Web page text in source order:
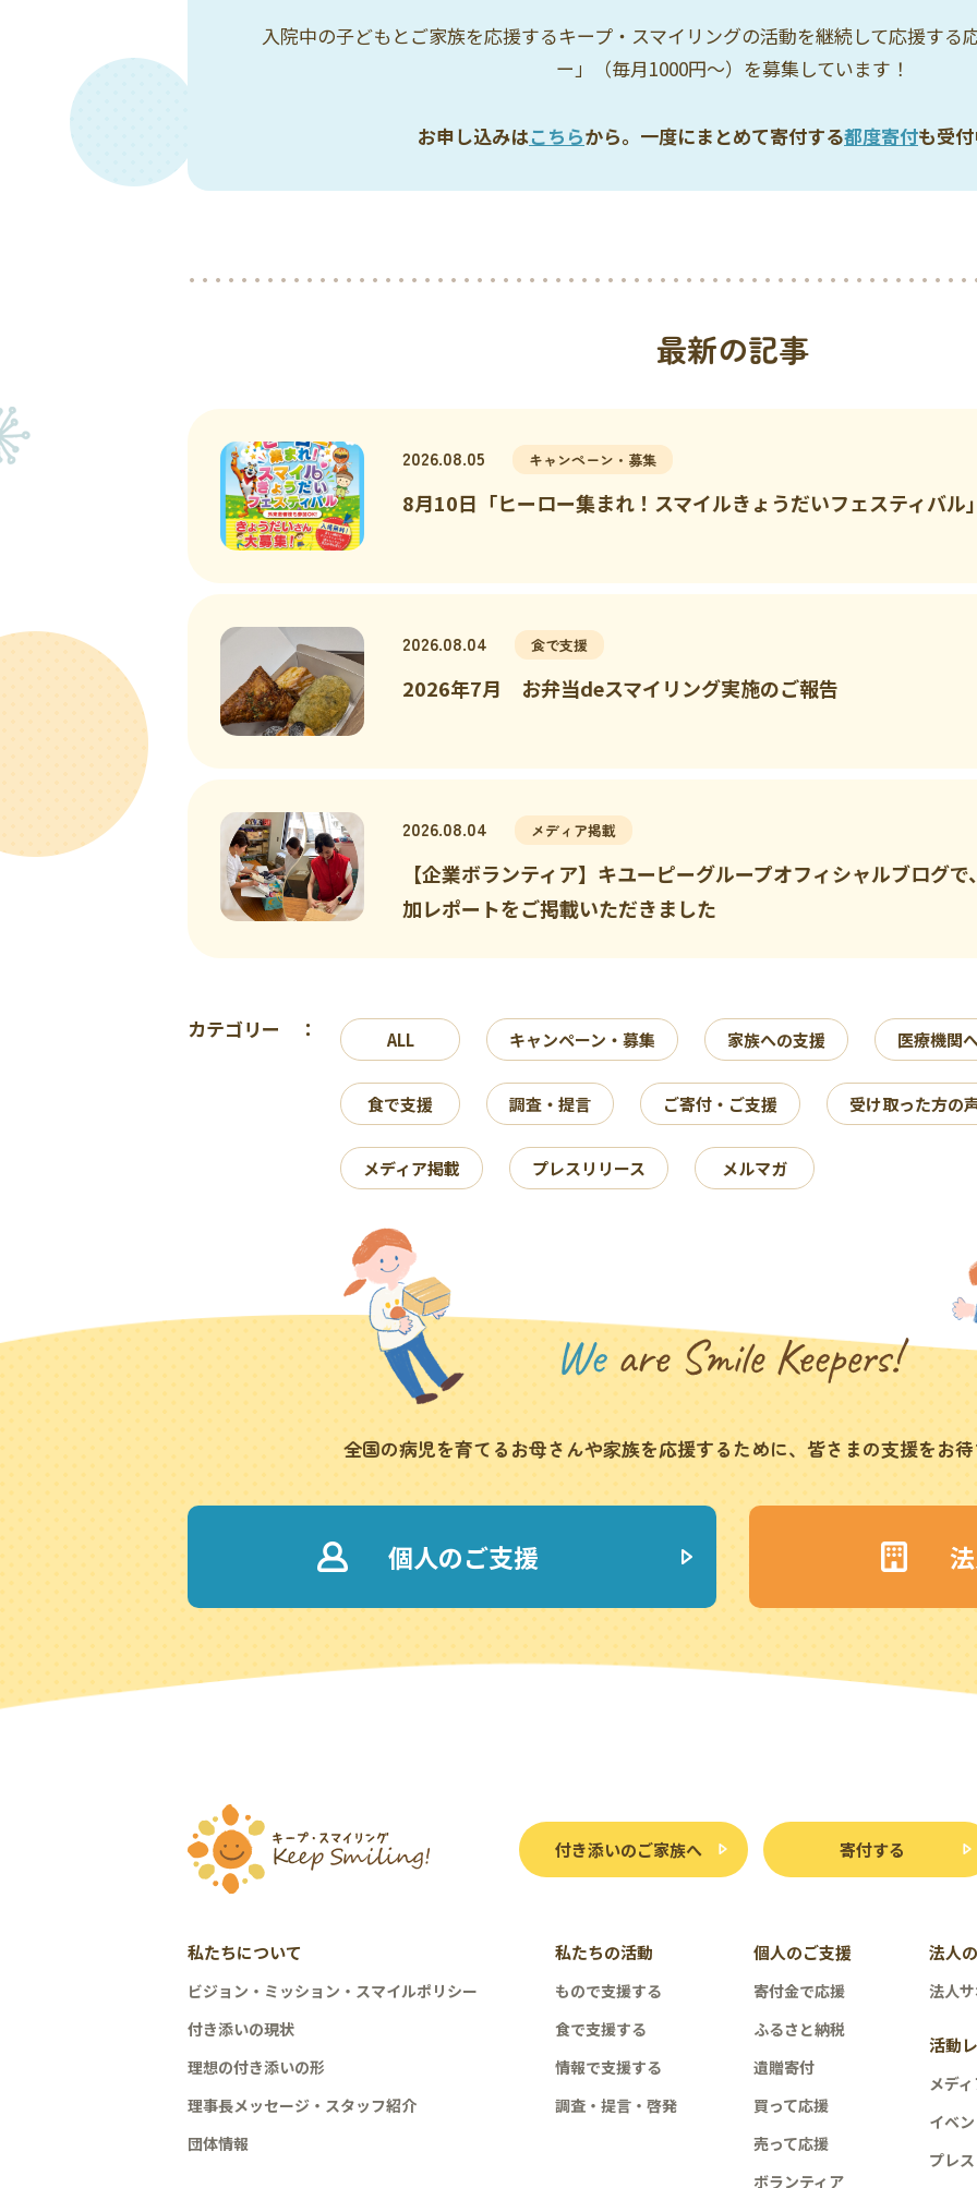
入院中の子どもとご家族を応援するキープ・スマイリングの活動を継続して応援する
ー」（毎月1000円〜）を募集しています！
お申し込みはこちらから。一度にまとめて寄付する都度寄付も受
最新の記事
2026.08.05 キャンペーン・募集
8月10日「ヒーロー集まれ！スマイルきょうだいフェスティバル
2026.08.04 食で支援
2026年7月 お弁当deスマイリング実施のご報告
2026.08.04 メディア掲載
【企業ボランティア】キユーピーグループオフィシャルブログ
加レポートをご掲載いただきました
カテゴリー ： ALL キャンペーン・募集 家族への支援 医療機関
食で支援 調査・提言 ご寄付・ご支援 受け取った方の
メディア掲載 プレスリリース メルマガ
全国の病児を育てるお母さんや家族を応援するために、皆さまの支援をお
個人のご支援
付き添いのご家族へ 寄付する
私たちについて
ビジョン・ミッション・スマイルポリシー
付き添いの現状
理想の付き添いの形
理事長メッセージ・スタッフ紹介
団体情報
私たちの活動
もので支援する
食で支援する
情報で支援する
調査・提言・啓発
個人のご支援
寄付金で応援
ふるさと納税
遺贈寄付
買って応援
売って応援
ボランティア
法人
法人
活動
メデ
イベ
プレ